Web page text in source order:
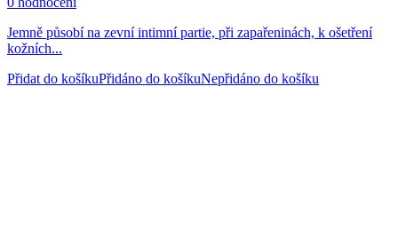
Jemně působí na zevní intimní partie, při zapařeninách, k ošetření
kožních...
Přidat do košíkuPřidáno do košíkuNepřidáno do košíku